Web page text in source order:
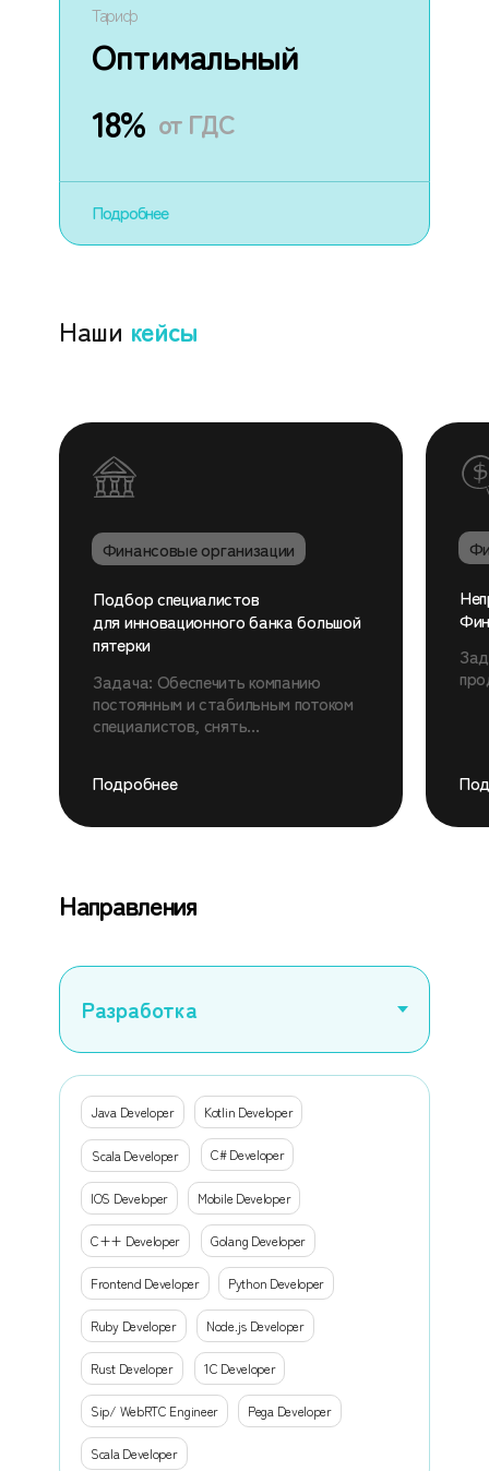
Тариф
Оптимальный
18% от ГДС
Подробнее
Наши кейсы
Финансовые организации
Подбор специалистов
для инновационного банка большой
пятерки
Задача: Обеспечить компанию
постоянным и стабильным потоком
специалистов, снять...
Подробнее
Направления
Scala Developer
Kotlin Developer
Java Developer
Mobile Developer
IOS Developer
C# Developer
Frontend Developer
Golang Developer
C++ Developer
Node.js Developer
Ruby Developer
Python Developer
Sip/ WebRTC Engineer
1C Developer
Rust Developer
Scala Developer
Pega Developer